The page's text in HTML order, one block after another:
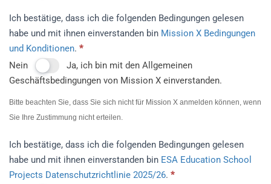
Ich bestätige, dass ich die folgenden Bedingungen gelesen
habe und mit ihnen einverstanden bin Mission X Bedingungen
und Konditionen. *
Nein
Ja, ich bin mit den Allgemeinen
Geschäftsbedingungen von Mission X einverstanden.
Bitte beachten Sie, dass Sie sich nicht für Mission X anmelden können, wenn
Sie Ihre Zustimmung nicht erteilen.
Ich bestätige, dass ich die folgenden Bedingungen gelesen
habe und mit ihnen einverstanden bin ESA Education School
Projects Datenschutzrichtlinie 2025/26. *